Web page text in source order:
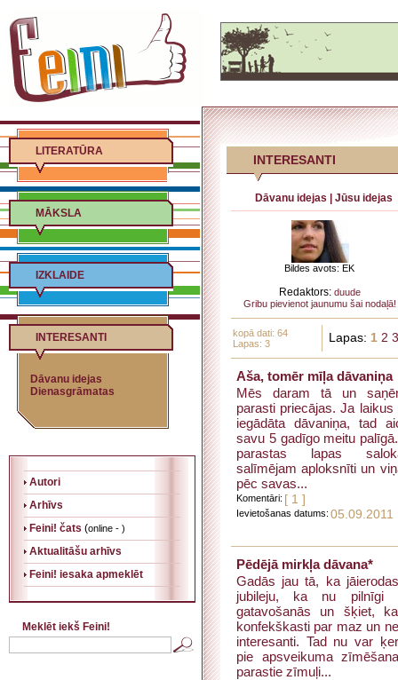
LITERATŪRA
MĀKSLA
IZKLAIDE
INTERESANTI
Dāvanu idejas
Dienasgrāmatas
Autori
Arhīvs
Feini! čats (online - )
Aktualitāšu arhīvs
Feini! iesaka apmeklēt
Meklēt iekš Feini!
INTERESANTI
Dāvanu idejas Jūsu idejas
Bildes avots: EK
Redaktors: duude
Gribu pievienot jaunumu šai nodaļā!
kopā dati: 64
Lapas: 3
Lapas: 1 2 3
Aša, tomēr mīļa dāvaniņa
Mēs daram tā un
parasti priecājas. Ja laikus
iegādāta dāvaniņa, tad
savu 5 gadīgo meitu
parastas lapas
salīmējam aploksnīti un
pēc savas...
Komentāri: [ 1 ]
Ievietošanas datums: 05.09.2011
Pēdējā mirkļa dāvana*
Gadās jau tā, ka
jubileju, ka nu pilnīgi
gatavošanās un šķiet,
konfekškasti par maz un
interesanti. Tad nu var
pie apsveikuma
parastie zīmuļi...